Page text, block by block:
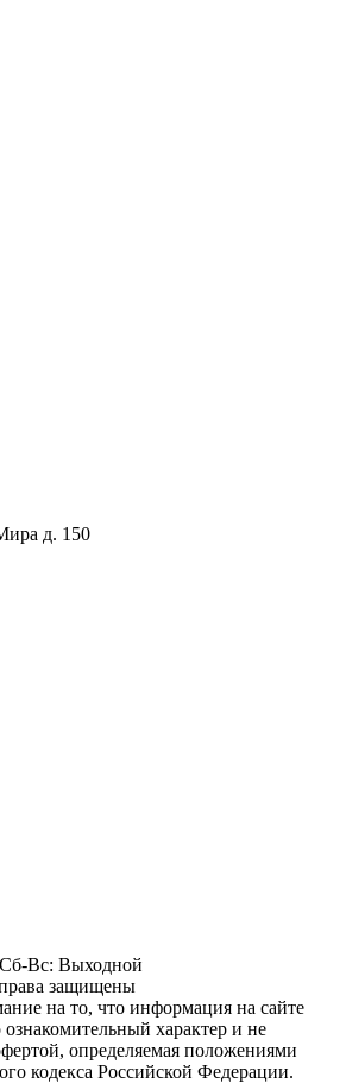
д. 150
Вс: Выходной
защищены
на то, что информация на сайте
характер и не
определяемая положениями
кодекса Российской Федерации.